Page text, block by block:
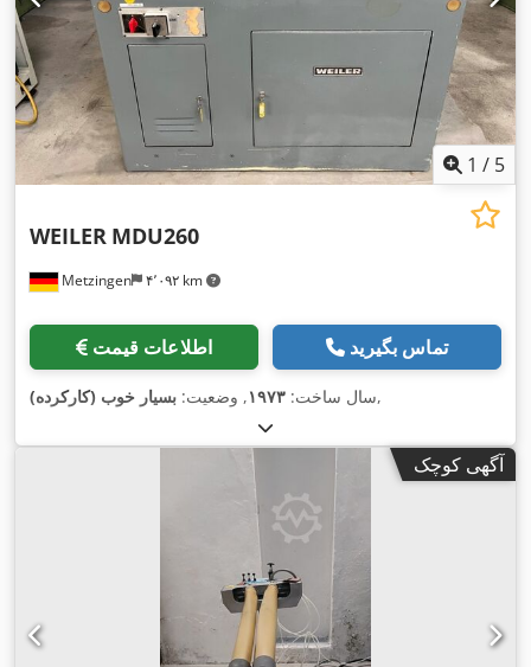
1 / 5
Metzingen ۴٬۰۹۲ km
WEILER MDU260
اطلاعات قیمت تماس بگیرید
سال ساخت: ۱۹۷۳, وضعیت: بسیار خوب (کارکرده) ,
آگهی کوچک